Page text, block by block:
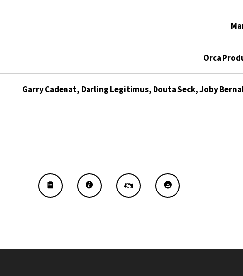
Orca
Garry Cadenat, Darling Legitimus, Douta Seck, Joby